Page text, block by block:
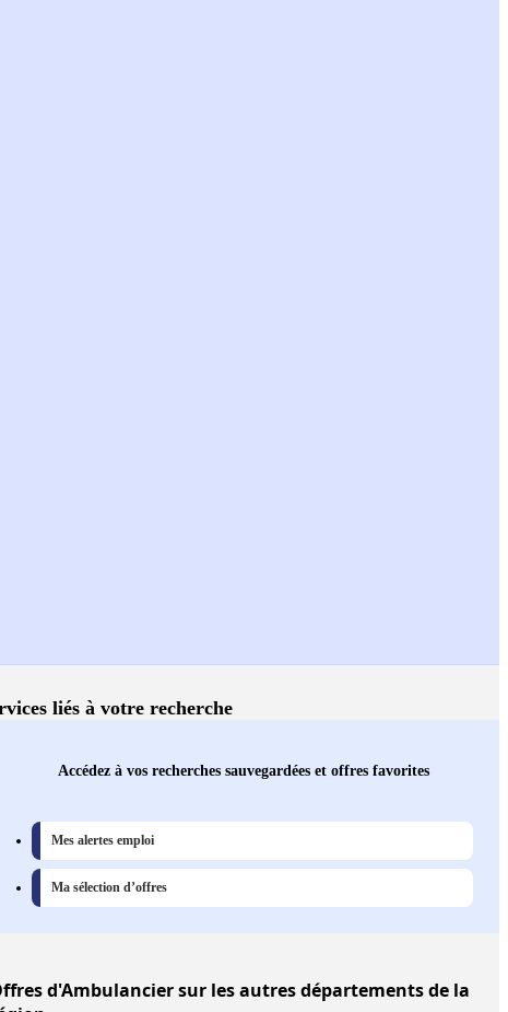
liés à votre recherche
Accédez à vos recherches sauvegardées et offres favorites
Mes alertes emploi
Ma sélection d’offres
d'Ambulancier sur les autres départements de la